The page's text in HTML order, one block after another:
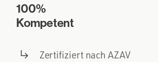
100%
Kompetent
Zertifiziert nach AZAV